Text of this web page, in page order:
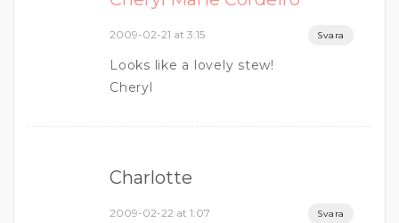
2009-02-21 at 3:15 Svara
Looks like a lovely stew!
Cheryl
Charlotte
2009-02-22 at 1:07 Svara